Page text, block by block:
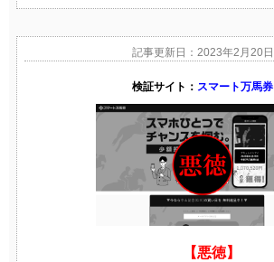
記事更新日：2023年2月20日
検証サイト： スマート万馬券
【悪徳】